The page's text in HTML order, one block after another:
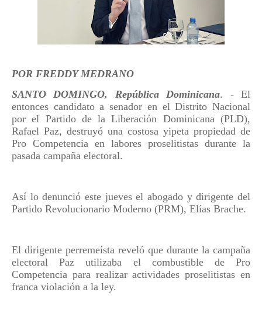
POR FREDDY MEDRANO
SANTO DOMINGO, República Dominicana. - El
entonces candidato a senador en el Distrito Nacional
por el Partido de la Liberación Dominicana (PLD),
Rafael Paz, destruyó una costosa yipeta propiedad de
Pro Competencia en labores proselitistas durante la
pasada campaña electoral.
Así lo denunció este jueves el abogado y dirigente del
Partido Revolucionario Moderno (PRM), Elías Brache.
El dirigente perremeísta reveló que durante la campaña
electoral Paz utilizaba el combustible de Pro
Competencia para realizar actividades proselitistas en
franca violación a la ley.